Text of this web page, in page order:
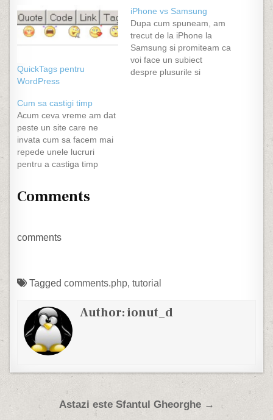
QuickTags pentru
WordPress
iPhone vs Samsung
Dupa cum spuneam, am
trecut de la iPhone la
Samsung si promiteam ca
voi face un subiect
despre plusurile si
Cum sa castigi timp
Acum ceva vreme am dat
peste un site care ne
invata cum sa facem mai
repede unele lucruri
pentru a castiga timp
gasim chiar si un
viata pierdem cu...ce vreti
Comments
comments
Taggedcomments.php,tutorial
Author:ionut_d
Post navigation
Astazi este Sfantul Gheorghe →